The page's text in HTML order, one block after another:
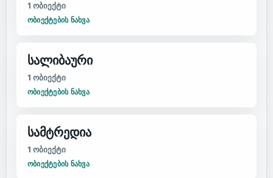
1 ობიექტი
ᲝᲑᲘᲔᲥᲢᲔᲑᲘᲡ ᲜᲐᲮᲕᲐ
სალიბაური
1 ობიექტი
ᲝᲑᲘᲔᲥᲢᲔᲑᲘᲡ ᲜᲐᲮᲕᲐ
სამტრედია
1 ობიექტი
ᲝᲑᲘᲔᲥᲢᲔᲑᲘᲡ ᲜᲐᲮᲕᲐ